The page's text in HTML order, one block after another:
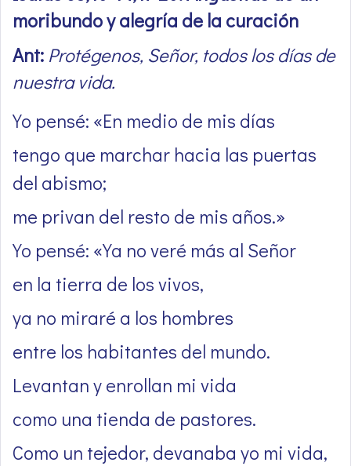
moribundo y alegría de la curación
Ant: Protégenos, Señor, todos los días de
nuestra vida.
Yo pensé: «En medio de mis días
tengo que marchar hacia las puertas
del abismo;
me privan del resto de mis años.»
Yo pensé: «Ya no veré más al Señor
en la tierra de los vivos,
ya no miraré a los hombres
entre los habitantes del mundo.
Levantan y enrollan mi vida
como una tienda de pastores.
Como un tejedor, devanaba yo mi vida,